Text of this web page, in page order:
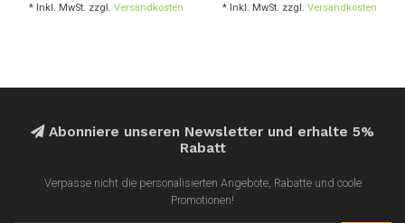
* Inkl. MwSt. zzgl. Versandkosten * Inkl. MwSt. zzgl. Versandkosten
Abonniere unseren Newsletter und erhalte 5%
Rabatt
Verpasse nicht die personalisierten Angebote, Rabatte und coole
Promotionen!